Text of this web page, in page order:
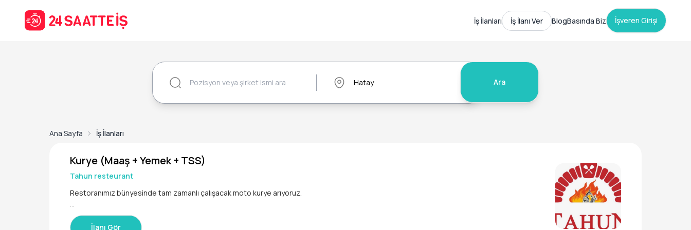
İş İlanları İş İlanı Ver BlogBasında Biz İşveren Girişi
Ara
Ana Sayfa İş İlanları
Kurye (Maaş + Yemek + TSS)
Tahun resteurant
Restoranımız bünyesinde tam zamanlı çalışacak moto kurye arıyoruz.
* Şirket motoru verilmektedir.
* SGK yapılmaktadır.
İlanı Gör